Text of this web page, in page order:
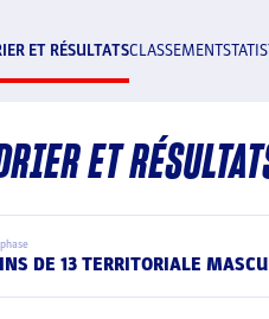
ET RÉSULTATSCLASSEMENT
ET
DE 13 TERRITORIALE